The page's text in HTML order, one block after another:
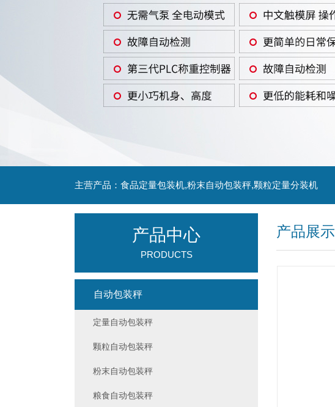
主营产品：食品定量包装机,粉末自动包装秤,颗粒定量分装机
产品展示
产品中心
PRODUCTS
自动包装秤
定量自动包装秤
颗粒自动包装秤
粉末自动包装秤
粮食自动包装秤